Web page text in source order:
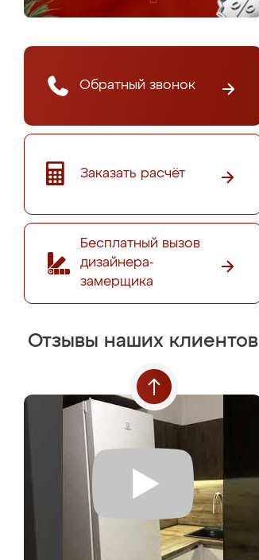
Обратный звонок
Заказать расчёт
Бесплатный вызов
дизайнера-
замерщика
Отзывы наших клиентов